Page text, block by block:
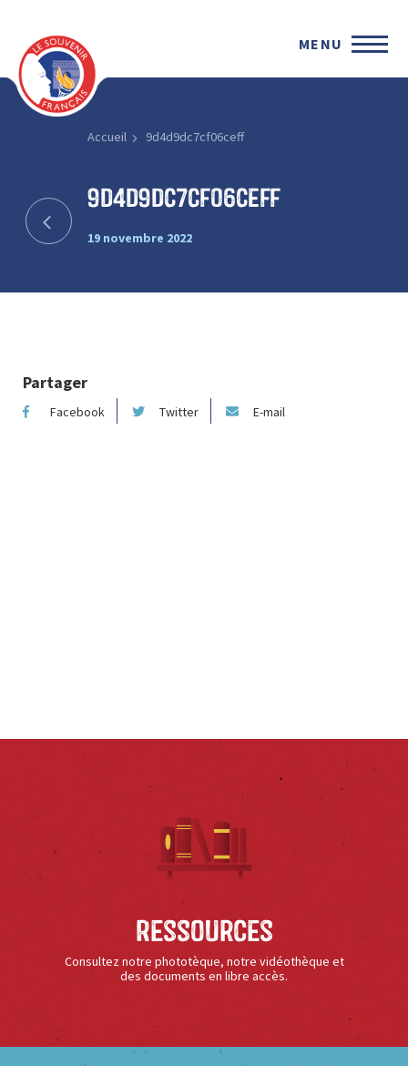
MENU
Accueil 9d4d9dc7cf06ceff
9d4d9dc7cf06ceff
19 novembre 2022
Partager
Facebook Twitter E-mail
Ressources
Consultez notre phototèque, notre vidéothèque et
des documents en libre accès.